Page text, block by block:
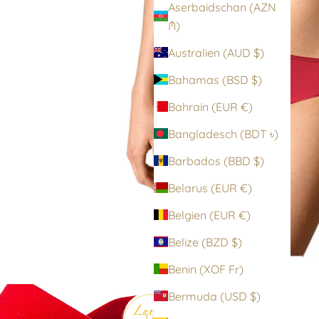
Aserbaidschan (AZN
₼)
Australien (AUD $)
Bahamas (BSD $)
Bahrain (EUR €)
Bangladesch (BDT ৳)
Barbados (BBD $)
Belarus (EUR €)
Belgien (EUR €)
Belize (BZD $)
Benin (XOF Fr)
Bermuda (USD $)